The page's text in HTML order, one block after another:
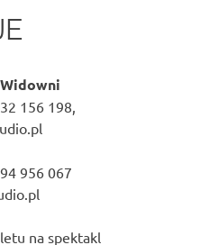
156 198,
956 067
na spektakl